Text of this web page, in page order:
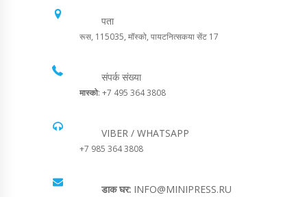
पता
रूस, 115035, मॉस्को, पायटनित्सकया सेंट 17
संपर्क संख्या
मास्को: +7 495 364 3808
VIBER / WHATSAPP
+7 985 364 3808
डाक घर: INFO@MINIPRESS.RU